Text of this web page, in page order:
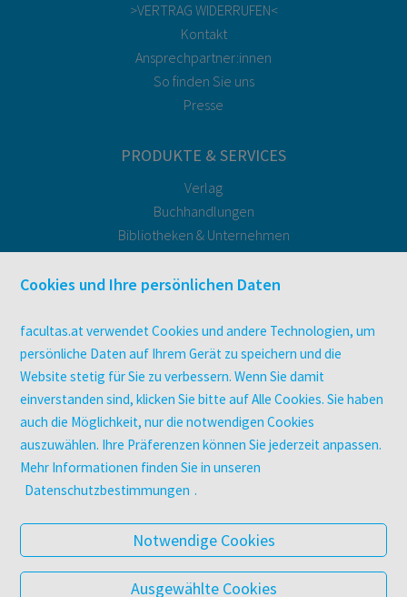
>VERTRAG WIDERRUFEN<
Kontakt
Ansprechpartner:innen
So finden Sie uns
Presse
PRODUKTE & SERVICES
Verlag
Buchhandlungen
Bibliotheken & Unternehmen
Druckerei facultas druckt.
Zeitschriften
Digitale Angebote
UNTERNEHMEN
Über facultas
facultas Kooperationen
Arbeiten bei facultas
Datenschutz & Cookies
AGB
Barrierefreiheit
Cookies und Ihre persönlichen Daten
facultas.at verwendet Cookies und andere Technologien, um
persönliche Daten auf Ihrem Gerät zu speichern und die
Website stetig für Sie zu verbessern. Wenn Sie damit
einverstanden sind, klicken Sie bitte auf Alle Cookies. Sie haben
auch die Möglichkeit, nur die notwendigen Cookies
auszuwählen. Ihre Präferenzen können Sie jederzeit anpassen.
Mehr Informationen finden Sie in unseren
Datenschutzbestimmungen .
Notwendige Cookies
Ausgewählte Cookies